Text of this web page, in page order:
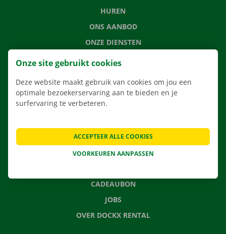
HUREN
ONS AANBOD
ONZE DIENSTEN
LOCATIES
VERHUISOPLOSSINGEN
CONTACTEER ONS
VEELGESTELDE VRAGEN
CADEAUBON
JOBS
OVER DOCKX RENTAL
Onze site gebruikt cookies
Deze website maakt gebruik van cookies om jou een
optimale bezoekerservaring aan te bieden en je
surfervaring te verbeteren.
VOORKEUREN AANPASSEN
ACCEPTEER ALLE COOKIES